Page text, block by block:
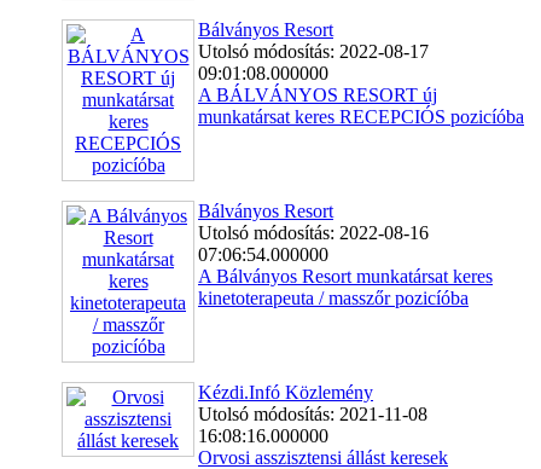
Bálványos Resort
Utolsó módosítás: 2022-08-17
09:01:08.000000
A BÁLVÁNYOS RESORT új
munkatársat keres RECEPCIÓS pozicíóba
Bálványos Resort
Utolsó módosítás: 2022-08-16
07:06:54.000000
A Bálványos Resort munkatársat keres
kinetoterapeuta / masszőr pozicíóba
Kézdi.Infó Közlemény
Utolsó módosítás: 2021-11-08
16:08:16.000000
Orvosi asszisztensi állást keresek